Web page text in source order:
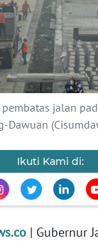
jalan
Dawuan
Ikuti Kami di:
| Gubernur